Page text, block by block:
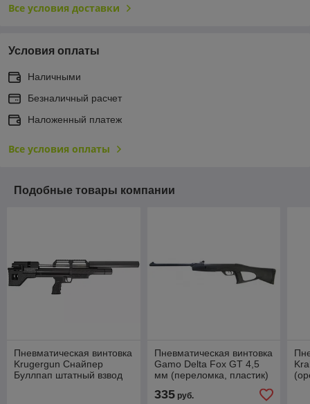
Все условия доставки
Условия оплаты
Наличными
Безналичный расчет
Наложенный платеж
Все условия оплаты
Подобные товары компании
Пневматическая винтовка
Krugergun Снайпер
Буллпап штатный взвод
Пневматическая винтовка
Gamo Delta Fox GT 4,5
мм (переломка, пластик)
335руб.